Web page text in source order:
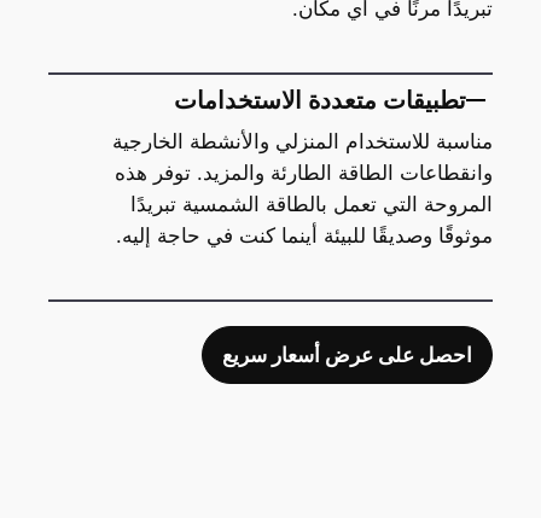
تبريدًا مرنًا في أي مكان.
تطبيقات متعددة الاستخدامات
مناسبة للاستخدام المنزلي والأنشطة الخارجية
وانقطاعات الطاقة الطارئة والمزيد. توفر هذه
المروحة التي تعمل بالطاقة الشمسية تبريدًا
موثوقًا وصديقًا للبيئة أينما كنت في حاجة إليه.
احصل على عرض أسعار سريع